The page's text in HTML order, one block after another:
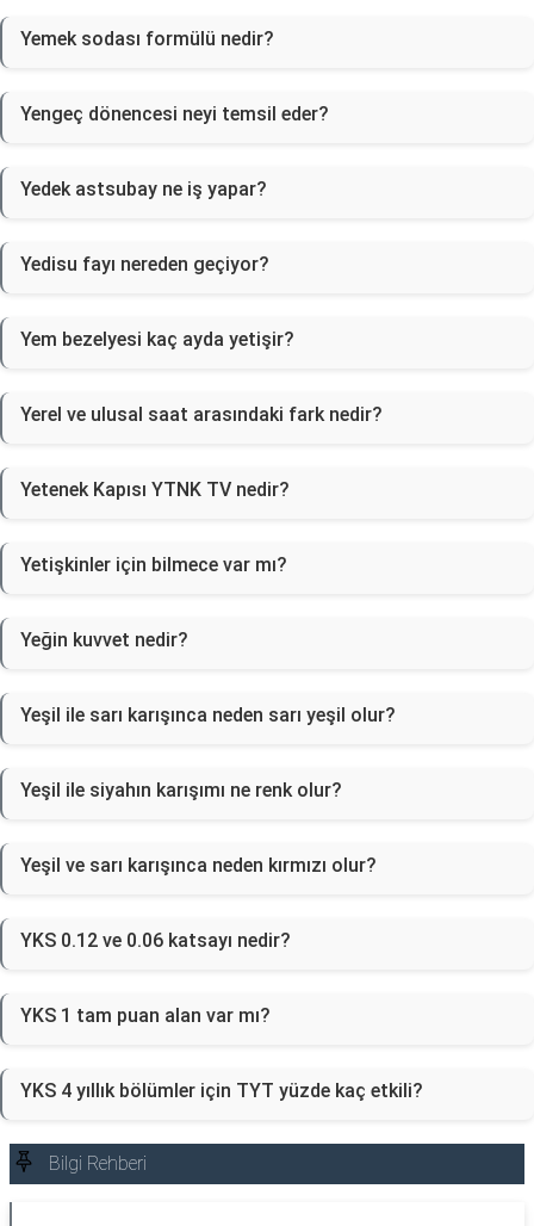
Yemek sodası formülü nedir?
Yengeç dönencesi neyi temsil eder?
Yedek astsubay ne iş yapar?
Yedisu fayı nereden geçiyor?
Yem bezelyesi kaç ayda yetişir?
Yerel ve ulusal saat arasındaki fark nedir?
Yetenek Kapısı YTNK TV nedir?
Yetişkinler için bilmece var mı?
Yeğin kuvvet nedir?
Yeşil ile sarı karışınca neden sarı yeşil olur?
Yeşil ile siyahın karışımı ne renk olur?
Yeşil ve sarı karışınca neden kırmızı olur?
YKS 0.12 ve 0.06 katsayı nedir?
YKS 1 tam puan alan var mı?
YKS 4 yıllık bölümler için TYT yüzde kaç etkili?
Bilgi Rehberi